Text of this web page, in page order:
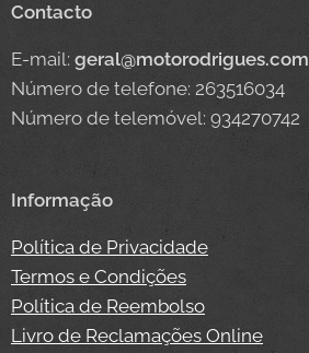
Contacto
E-mail: geral@motorodrigues.com
Número de telefone: 263516034
Número de telemóvel: 934270742
Informação
Política de Privacidade
Termos e Condições
Política de Reembolso
Livro de Reclamações Online